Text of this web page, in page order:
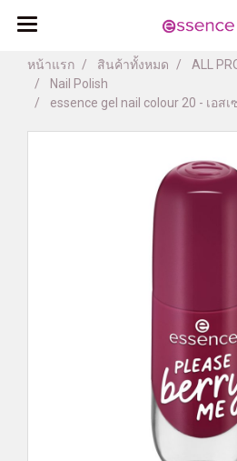
หน้าแรก สินค้าทั้งหมด ALL
Nail Polish
essence gel nail colour 20 - เอส